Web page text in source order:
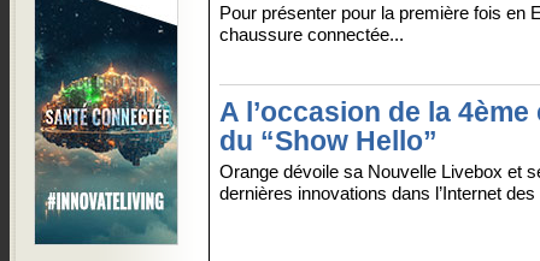
Pour présenter pour la première fois en
chaussure connectée...
A l’occasion de la
du “Show Hello”
Orange dévoile sa Nouvelle Livebox et
dernières innovations dans l’Internet